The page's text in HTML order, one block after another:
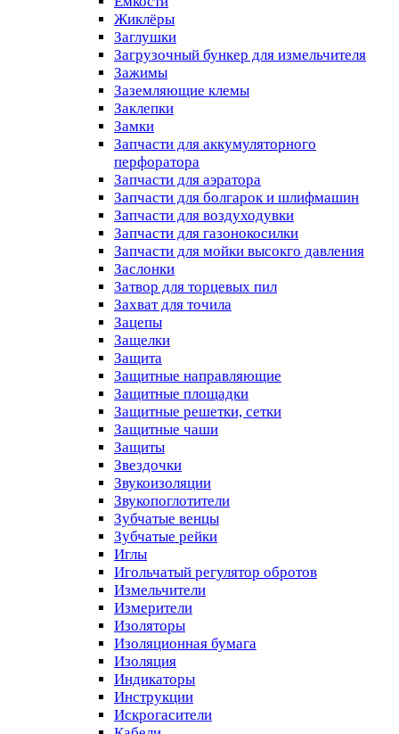
Жиклёры
Заглушки
Загрузочный бункер для измельчителя
Зажимы
Заземляющие клемы
Заклепки
Замки
Запчасти для аккумуляторного
перфоратора
Запчасти для аэратора
Запчасти для болгарок и шлифмашин
Запчасти для воздуходувки
Запчасти для газонокосилки
Запчасти для мойки высокго давления
Заслонки
Затвор для торцевых пил
Захват для точила
Зацепы
Защелки
Защита
Защитные направляющие
Защитные площадки
Защитные решетки, сетки
Защитные чаши
Защиты
Звездочки
Звукоизоляции
Звукопоглотители
Зубчатые венцы
Зубчатые рейки
Иглы
Игольчатый регулятор обротов
Измельчители
Измерители
Изоляторы
Изоляционная бумага
Изоляция
Индикаторы
Инструкции
Искрогасители